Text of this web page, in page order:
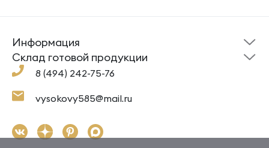
8 (494) 242-75-76
vysokovy585@mail.ru
Информация
Склад готовой
продукции
Под заказ
О компании
Как заказать
Помощь
Cклад готовой продукции
Кресты
Кольца
Подвески
Серьги
Ложки
Крестильные наборы